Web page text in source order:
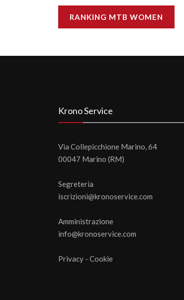
RANKING MTB WOMEN
Krono Service
Via Collepicchione Marino, 64
00047 Marino (RM)
Segreteria
iscrizioni@kronoservice.com
Amministrazione
info@kronoservice.com
Privacy - Cookie